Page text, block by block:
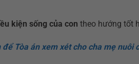
kiện sống của con theo hướng tốt
Tòa án xem xét cho cha mẹ nuôi